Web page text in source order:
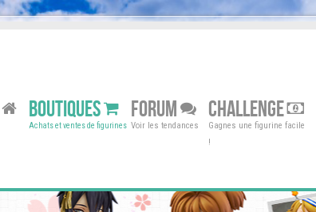
BOUTIQUES
Achats et ventes de figurines
FORUM
Voir les tendances
CHALLENGE
Gagnes une figurine facile
!